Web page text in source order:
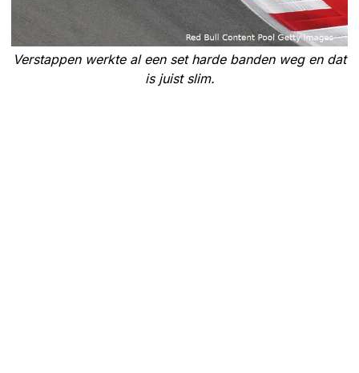
Verstappen werkte al een set harde banden weg en dat
is juist slim.